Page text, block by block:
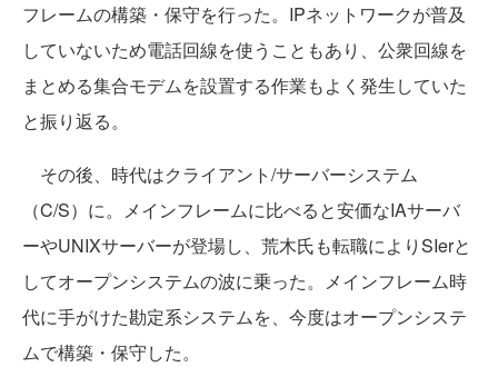
フレームの構築・保守を行った。IPネットワークが普及
していないため電話回線を使うこともあり、公衆回線を
まとめる集合モデムを設置する作業もよく発生していた
と振り返る。
その後、時代はクライアント/サーバーシステム
（C/S）に。メインフレームに比べると安価なIAサーバ
ーやUNIXサーバーが登場し、荒木氏も転職によりSIerと
してオープンシステムの波に乗った。メインフレーム時
代に手がけた勘定系システムを、今度はオープンシステ
ムで構築・保守した。